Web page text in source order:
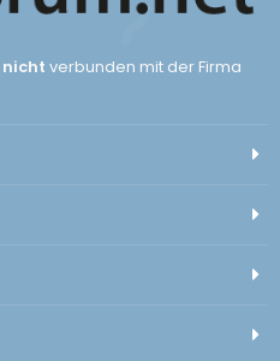
nicht verbunden mit der Firma